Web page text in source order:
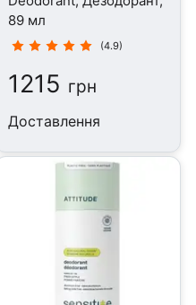
89 мл
(4.9)
1215 грн
Доставлення